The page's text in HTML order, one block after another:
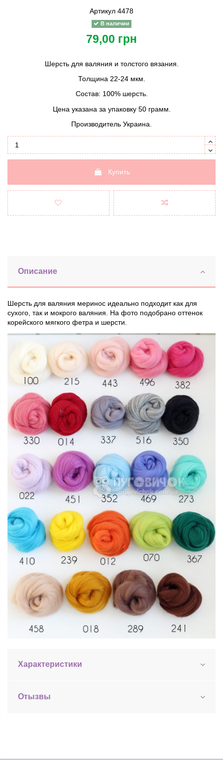
Артикул 4478
В наличии
79,00 грн
Шерсть для валяния и толстого вязания.
Толщина 22-24 мкм.
Состав: 100% шерсть.
Цена указана за упаковку 50 грамм.
Производитель Украина.
Купить
Описание
Шерсть для валяния меринос идеально подходит как для
сухого, так и мокрого валяния. На фото подобрано оттенок
корейского мягкого фетра и шерсти.
Характеристики
Отызвы